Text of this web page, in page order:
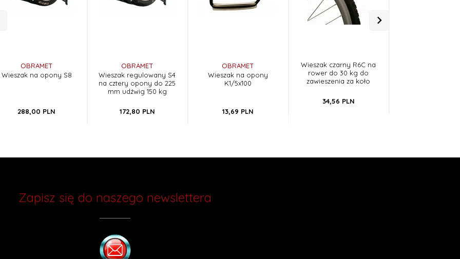
OBRAMET
Wieszak na opony S8
288,00 PLN
OBRAMET
Wieszak regulowany S4
na cztery opony do 225
mm udźwig 150 kg
172,80 PLN
OBRAMET
Wieszak na opony
K1/5x100
13,69 PLN
Wieszak czarny R6C na
rower do 30 kg do
zawieszenia za koło
34,56 PLN
Zapisz się do naszego newslettera